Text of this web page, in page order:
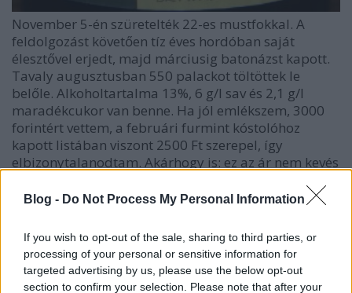
Blog - Do Not Process My Personal Information
If you wish to opt-out of the sale, sharing to third parties, or
processing of your personal or sensitive information for
targeted advertising by us, please use the below opt-out
section to confirm your selection. Please note that after your
November 5-én szüretelték 22-es mustfokkal. A
feldolgozást követően tíz éves hordóban saját
élesztővel erjedt, majd márciusig batonázst kapott.
Tavaly augusztusban 550 palackot töltöttek le
belőle. Alkoholtartalma 13%, 6 g/l sav és 2,1 g/l
maradékcukor van benne. Ha jól emlékszem, 3000
forintért vettem, a februári furmint kóstolóhoz
kapott listában viszont 2500 Ft szerepel, így
elbizonytalanodtam. Akárhogy is: ez az ár nem kevés
azonban könnyen lehet, hogy ez nem lesz probléma.
közepesen intenzív, édesen gyümölcsös, friss,
tartalmas. Érett, ropogós alma és körte mezei
virágokkal díszítve, egy kis hordóval és krétával
kerekítve. Kóstolva közepesen vastag, húsosan